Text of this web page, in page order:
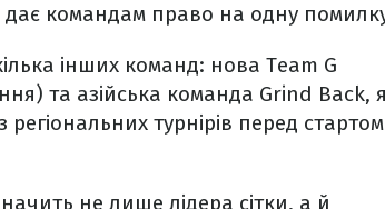
командам право на одну
інших команд: нова Team G
та азійська команда Grind Back,
турнірів перед
не лише лідера сітки, а й